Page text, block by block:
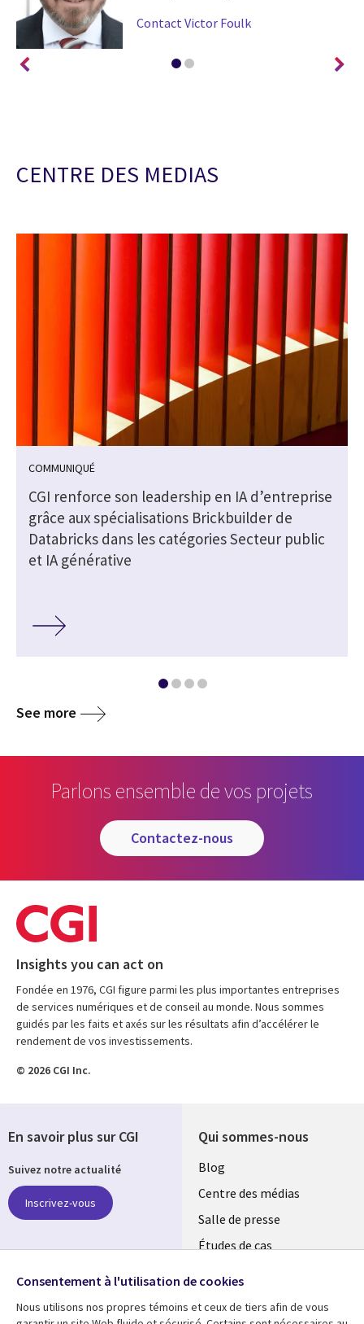
Contact Victor Foulk
CENTRE DES MEDIAS
COMMUNIQUÉ
CGI renforce son leadership en IA d’entreprise
grâce aux spécialisations Brickbuilder de
Databricks dans les catégories Secteur public
et IA générative
See more
Parlons ensemble de vos projets
contactez-nous
Insights you can act on
Fondée en 1976, CGI figure parmi les plus importantes entreprises
de services numériques et de conseil au monde. Nous sommes
guidés par les faits et axés sur les résultats afin d’accélérer le
rendement de vos investissements.
© 2026 CGI Inc.
Qui sommes-nous
Useful
links
LUXEMBOURG
Blog
Centre des médias
Salle de presse
Études de cas
En savoir plus sur CGI
Suivez notre actualité
Inscrivez-vous
réseaux
Social
Consentement à l'utilisation de cookies
Nous utilisons nos propres témoins et ceux de tiers afin de vous